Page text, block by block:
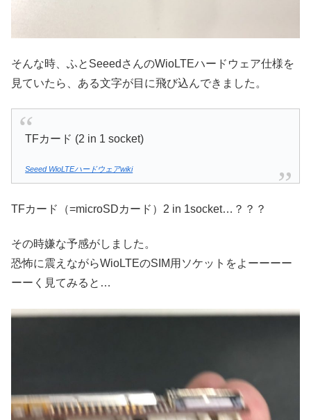
そんな時、ふとSeeedさんのWioLTEハードウェア仕様を
見ていたら、ある文字が目に飛び込んできました。
TFカード (2 in 1 socket)
Seeed WioLTEハードウェアwiki
TFカード（=microSDカード）2 in 1socket…？？？
その時嫌な予感がしました。
恐怖に震えながらWioLTEのSIM用ソケットをよーーーー
ーーく見てみると…